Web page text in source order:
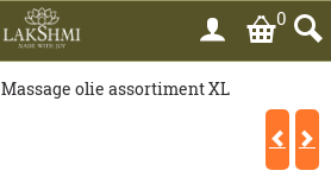
0
Massage olie assortiment XL